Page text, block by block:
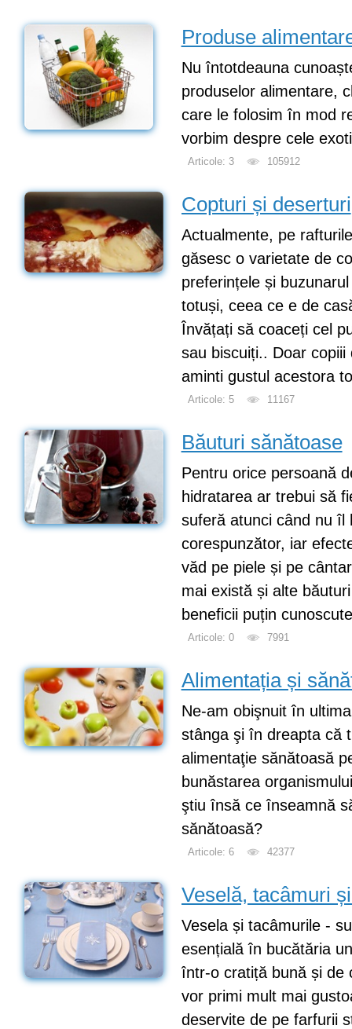
Produse
Nu întotdeauna
produselor alimentare,
care le folosim în mod
vorbim despre cele
Articole: 3 105912
Copturi și deserturi
Actualmente, pe
găsesc o varietate de
preferințele și
totuși, ceea ce e de
Învățați să coaceți cel
sau biscuiți.. Doar
aminti gustul acestora
Articole: 5 11167
Băuturi sănătoase
Pentru orice persoană
hidratarea ar trebui să
suferă atunci când nu îl
corespunzător, iar
văd pe piele și pe
mai există și alte
beneficii puțin
Articole: 0 7991
Alimentația și
Ne-am obişnuit în
stânga şi în dreapta că
alimentaţie sănătoasă
bunăstarea
ştiu însă ce înseamnă
sănătoasă?
Articole: 6 42377
Veselă, tacâmuri
Vesela și tacâmurile -
esențială în bucătăria
într-o cratiță bună și de
vor primi mult mai
deservite de pe farfurii